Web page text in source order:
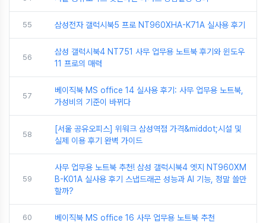
55 삼성전자 갤럭시북5 프로 NT960XHA-K71A 실사용 후기
56
삼성 갤럭시북4 NT751 사무 업무용 노트북 후기와 윈도우
11 프로의 매력
57
베이직북 MS office 14 실사용 후기: 사무 업무용 노트북,
가성비의 기준이 바뀌다
58
[서울 공유오피스] 위워크 삼성역점 가격&middot;시설 및
실제 이용 후기 완벽 가이드
59
사무 업무용 노트북 추천! 삼성 갤럭시북4 엣지 NT960XM
B-K01A 실사용 후기 스냅드래곤 성능과 AI 기능, 정말 쓸만
할까?
60 베이직북 MS office 16 사무 업무용 노트북 추천